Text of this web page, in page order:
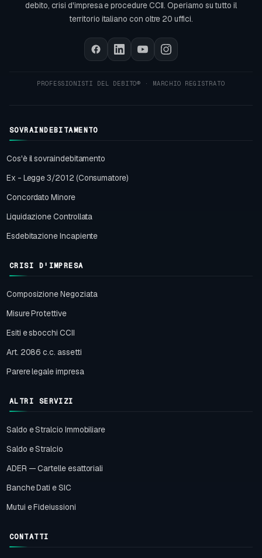
debito, crisi d'impresa e procedure CCII. Operiamo su tutto il
territorio italiano con oltre 20 uffici.
SOVRAINDEBITAMENTO
Cos'è il sovraindebitamento
Ex - Legge 3/2012 (Consumatore)
Concordato Minore
Liquidazione Controllata
Esdebitazione Incapiente
CRISI D'IMPRESA
Composizione Negoziata
Misure Protettive
Esiti e sbocchi CCII
Art. 2086 c.c. assetti
Parere legale impresa
ALTRI SERVIZI
Saldo e Stralcio Immobiliare
Saldo e Stralcio
ADER — Cartelle esattoriali
Banche Dati e SIC
Mutui e Fideiussioni
CONTATTI